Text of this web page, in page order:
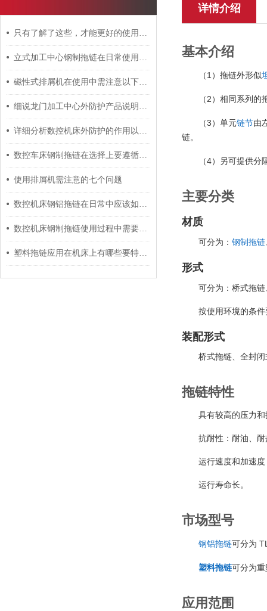
只有了解了这些，才能更好的使用数控机床尼龙拖链
立式加工中心钢制拖链在日常使用中需注意以下事项！
磁性式排屑机在使用中需注意以下三大事项
细说龙门加工中心外防护产品说明及制作
详细分析数控机床外防护的作用以及使用特性
数控车床钢制拖链在选择上要遵循以下原则
使用排屑机需注意的七个问题
数控机床钢铝拖链在日常中应该如何有效维护？
数控机床钢制拖链使用过程中需要做哪些维护工作呢？
塑料拖链应用在机床上有哪些要特别注意的呢？
详情介绍
基本介绍
（ 1 ）拖链外形似
（ 2 ）相同系列的
（3 ）单元链节由
链。
（4）另可提供分
主要分类
材质
可分为： 钢制拖链
形式
可分为：桥式拖
按使用环境的条
装配形式
桥式拖链、全封
拖链特性
具有较高的压力
抗耐性：耐油、
运行速度和加速
运行寿命长。
市场型号
钢铝拖链可分为
塑料拖链可分为
应用范围